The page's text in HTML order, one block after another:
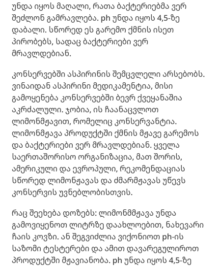
უნდა იყოს მაღალი, რათა ბაქტერიებმა ვერ
შეძლონ გამრავლება. ph უნდა იყოს 4,5-ზე
დაბალი. სწორედ ეს გარემო ქმნის ისეთ
პირობებს, სადაც ბაქტერიები ვერ
მრავლდებიან.
კონსერვებში ასპირინის შემცვლელი არსებობს.
ვინაიდან ასპირინი მედიკამენტია, მისი
გამოყენება კონსერვებში ბევრ ქვეყანაშია
აკრძალული. ჯობია, ის ჩაანაცვლოთ
ლიმონმჟავით, რომელიც კონსერვანტია.
ლიმონმჟავა პროდუქტში ქმნის მჟავე გარემოს
და ბაქტერიები ვერ მრავლდებიან. ყველა
საერთაშორისო ორგანიზაცია, მათ შორის,
ამერიკული და ევროპული, რეკომენდაციას
სწორედ ლიმონჟავას და ძმარმჟავას უწევს
კონსერვის უვნებლობისთვის.
რაც შეეხება დოზებს: ლიმონმმჟავა უნდა
გამოვიყენოთ ლიტრზე დაახლოებით, ნახევარი
ჩაის კოვზი. ან შეგვიძლია ვიქონიოთ ph-ის
საზომი ტესტერები და ამით დავარეგულიროთ
პროდუქტში მჟავიანობა. ph უნდა იყოს 4,5-ზე